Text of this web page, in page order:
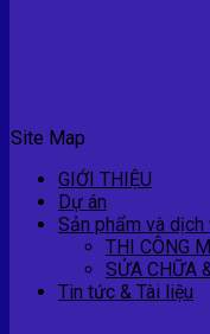
Site Map
GIỚI THIỆU
Dự án
Sản phẩm và dịch
THI CÔNG
SỬA CHỮA
Tin tức & Tài liệu